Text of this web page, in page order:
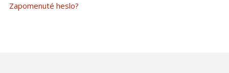
Zapomenuté heslo?